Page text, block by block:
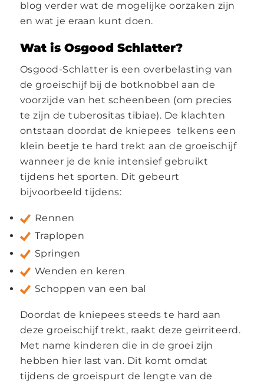
blog verder wat de mogelijke oorzaken zijn
en wat je eraan kunt doen.
Wat is Osgood Schlatter?
Osgood-Schlatter is een overbelasting van
de groeischijf bij de botknobbel aan de
voorzijde van het scheenbeen (om precies
te zijn de tuberositas tibiae). De klachten
ontstaan doordat de kniepees telkens een
klein beetje te hard trekt aan de groeischijf
wanneer je de knie intensief gebruikt
tijdens het sporten. Dit gebeurt
bijvoorbeeld tijdens:
Rennen
Traplopen
Springen
Wenden en keren
Schoppen van een bal
Doordat de kniepees steeds te hard aan
deze groeischijf trekt, raakt deze geïrriteerd.
Met name kinderen die in de groei zijn
hebben hier last van. Dit komt omdat
tijdens de groeispurt de lengte van de